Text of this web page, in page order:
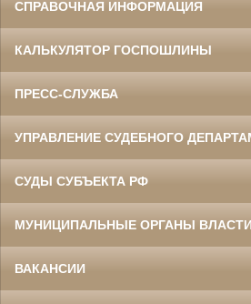
СПРАВОЧНАЯ ИНФОРМАЦИЯ
КАЛЬКУЛЯТОР ГОСПОШЛИНЫ
ПРЕСС-СЛУЖБА
УПРАВЛЕНИЕ СУДЕБНОГО
СУДЫ СУБЪЕКТА РФ
МУНИЦИПАЛЬНЫЕ ОРГАНЫ ВЛАСТИ
ВАКАНСИИ